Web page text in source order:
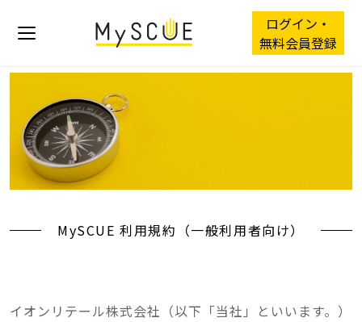
ログイン・
無料会員登録
MySCUE 利用規約（一般利用者向け）
イオンリテール株式会社（以下「当社」といいます。）